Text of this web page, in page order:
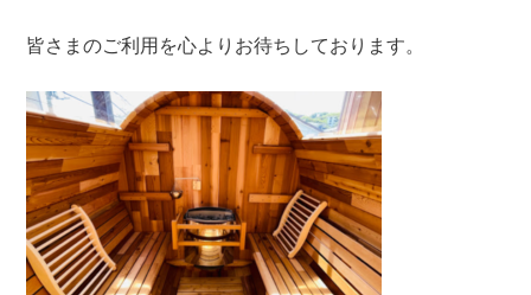
皆さまのご利用を心よりお待ちしております。